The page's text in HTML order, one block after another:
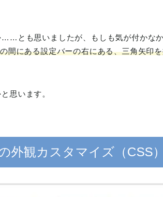
とも思いましたが、もしも気が付かな
間にある設定バーの右にある、三角矢印
思います。
観カスタマイズ（CSS）